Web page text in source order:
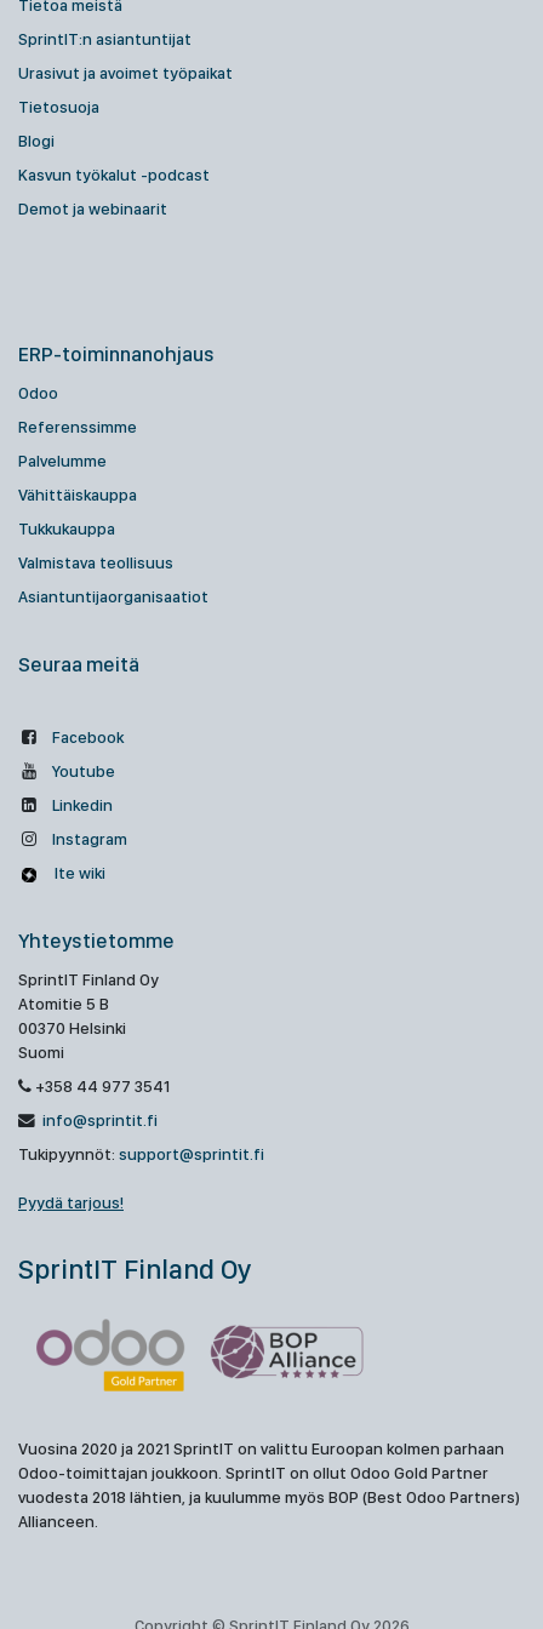
Tietoa meistä
SprintIT:n asiantuntijat
Urasivut ja avoimet työpaikat
Tietosuoja
Blogi
Kasvun työkalut -podcast
Demot ja webinaarit
ERP-toiminnanohjaus
Odoo
Referenssimme
Palvelumme
Vähittäiskauppa
Tukkukauppa
Valmistava teollisuus
Asiantuntijaorganisaatiot
Seuraa meitä
Facebook
Youtube
Linkedin
Instagram
Ite wiki
Yhteystietomme
SprintIT Finland Oy
Atomitie 5 B
00370 Helsinki
Suomi
+358 44 977 3541
info@sprintit.fi
Tukipyynnöt: support@sprintit.fi
Pyydä tarjous!
SprintIT Finland Oy
Vuosina 2020 ja 2021 SprintIT on valittu Euroopan kolmen parhaan
Odoo-toimittajan joukkoon. SprintIT on ollut Odoo Gold Partner
vuodesta 2018 lähtien, ja kuulumme myös BOP (Best Odoo Partners)
Allianceen.
Copyright © SprintIT Finland Oy 2026